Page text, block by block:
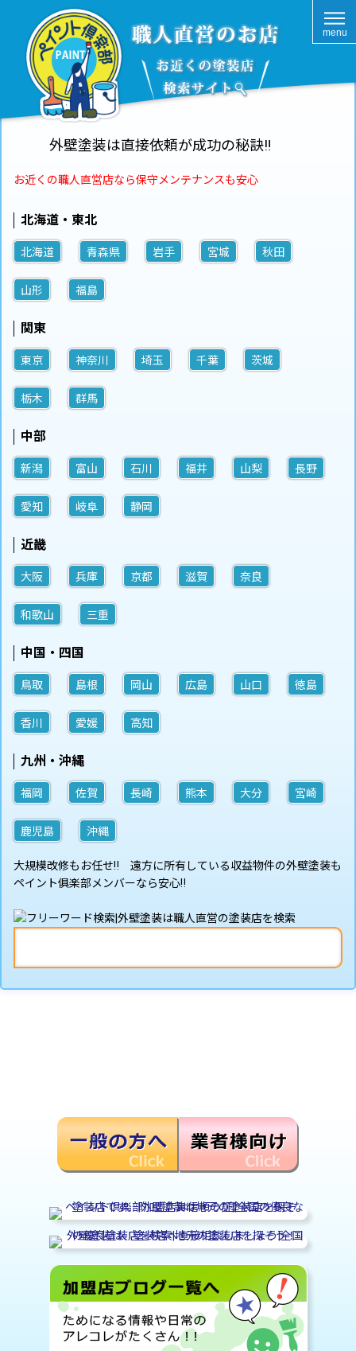
menu
外壁塗装は直接依頼が成功の秘訣‼
お近くの職人直営店なら保守メンテナンスも安心
北海道・東北
北海道 青森県 岩手 宮城 秋田
山形 福島
関東
東京 神奈川 埼玉 千葉 茨城
栃木 群馬
中部
新潟 富山 石川 福井 山梨 長野
愛知 岐阜 静岡
近畿
大阪 兵庫 京都 滋賀 奈良
和歌山 三重
中国・四国
鳥取 島根 岡山 広島 山口 徳島
香川 愛媛 高知
九州・沖縄
福岡 佐賀 長崎 熊本 大分 宮崎
鹿児島 沖縄
大規模改修もお任せ‼ 遠方に所有している収益物件の外壁塗装も
ペイント俱楽部メンバーなら安心‼